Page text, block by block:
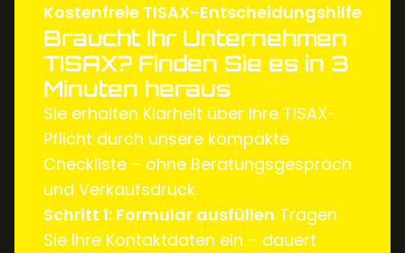
Kostenfreie TISAX-Entscheidungshilfe
Braucht Ihr Unternehmen
TISAX? Finden Sie es in 3
Minuten heraus
Sie erhalten Klarheit über Ihre TISAX-
Pflicht durch unsere kompakte
Checkliste – ohne Beratungsgespräch
und Verkaufsdruck.
Schritt 1: Formular ausfüllen Tragen
Sie Ihre Kontaktdaten ein – dauert